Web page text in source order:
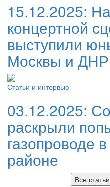
15.12.2025:
концертной
выступили
Москвы и ДНР
Статьи и интервью
03.12.2025:
раскрыли
газопроводе
районе
Все